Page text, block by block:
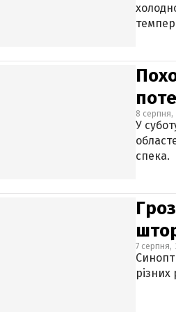
8 серпня,
У
спека.
7 серпня,
різних